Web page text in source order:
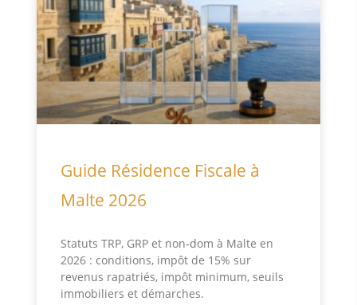
Guide Résidence Fiscale à
Malte 2026
Statuts TRP, GRP et non‑dom à Malte en
2026 : conditions, impôt de 15% sur
revenus rapatriés, impôt minimum, seuils
immobiliers et démarches.